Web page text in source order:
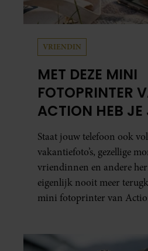
VRIENDIN
MET DEZE MINI
FOTOPRINTER
ACTION HEB JE
FAVORIETE
ÉÉN MINUUT IN
Staat jouw telefoon ook
vakantiefoto’s, gezellige
vriendinnen en andere
eigenlijk nooit meer
mini fotoprinter van
al in handen.